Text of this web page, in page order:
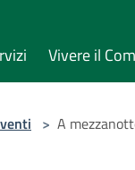
Vivere il
> A